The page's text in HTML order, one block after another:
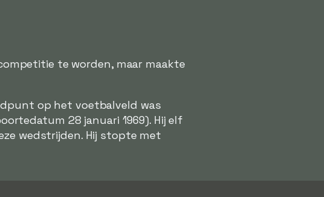
te worden, maar maakte
op het voetbalveld was
28 januari 1969). Hij elf
wedstrijden. Hij stopte met